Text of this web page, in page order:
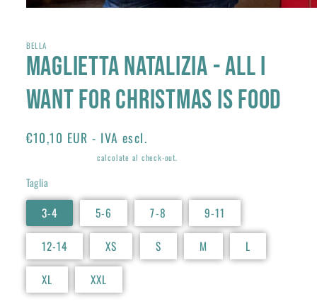
1
in
finestra
modale
BELLA
Maglietta Natalizia - All I
want for christmas is Food
Prezzo
€10,10 EUR - IVA escl.
calcolate al check-out.
Taglia
3-4 5-6 7-8 9-11
12-14 XS S M L
XL XXL